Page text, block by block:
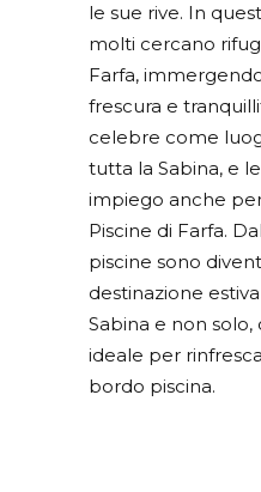
le sue rive. In
molti cercano
Farfa,
frescura e
celebre come
tutta la Sabina, e
impiego anche
Piscine di Farfa.
piscine sono
destinazione
Sabina e non
ideale per
bordo piscina.